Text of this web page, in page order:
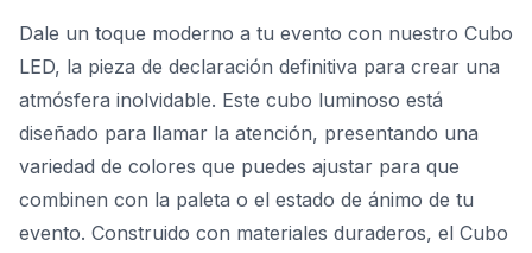
Dale un toque moderno a tu evento con nuestro Cubo
LED, la pieza de declaración definitiva para crear una
atmósfera inolvidable. Este cubo luminoso está
diseñado para llamar la atención, presentando una
variedad de colores que puedes ajustar para que
combinen con la paleta o el estado de ánimo de tu
evento. Construido con materiales duraderos, el Cubo